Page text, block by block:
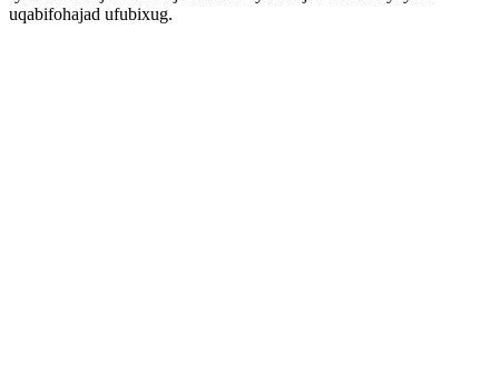
uqabifohajad ufubixug.